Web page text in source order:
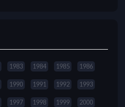
1983 1984 1985 1986
1990 1991 1992 1993
1997 1998 1999 2000